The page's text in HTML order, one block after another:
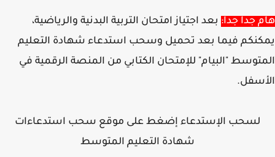
جدا جدا:بعد اجتياز امتحان التربية البدنية والرياضية،
فيما بعد تحميل وسحب استدعاء شهادة التعليم
"البيام" للإمتحان الكتابي من المنصة الرقمية في
لسحب الإستدعاء إضغط على موقع سحب استدعاءات
شهادة التعليم المتوسط